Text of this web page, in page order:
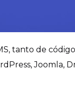
tanto de
Joomla,